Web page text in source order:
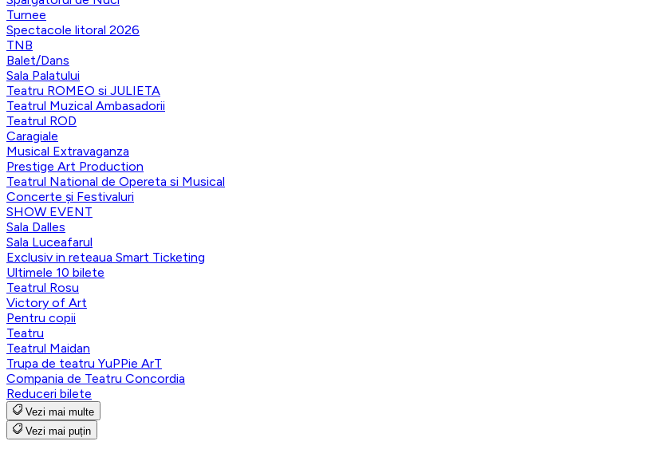
Turnee
Spectacole litoral 2026
TNB
Balet/Dans
Sala Palatului
Teatru ROMEO si JULIETA
Teatrul Muzical Ambasadorii
Teatrul ROD
Caragiale
Musical Extravaganza
Prestige Art Production
Teatrul National de Opereta si Musical
Concerte și Festivaluri
SHOW EVENT
Sala Dalles
Sala Luceafarul
Exclusiv in reteaua Smart Ticketing
Ultimele 10 bilete
Teatrul Rosu
Victory of Art
Pentru copii
Teatru
Teatrul Maidan
Trupa de teatru YuPPie ArT
Compania de Teatru Concordia
Reduceri bilete
Vezi mai multe
Vezi mai puțin